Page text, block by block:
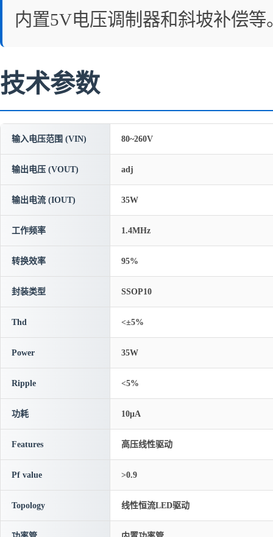
内置5V电压调制器和斜坡补偿等
技术参数
输入电压范围 (VIN) 80~260V
输出电压 (VOUT) adj
输出电流 (IOUT) 35W
工作频率 1.4MHz
转换效率 95%
封装类型 SSOP10
Thd <±5%
Power 35W
Ripple <5%
功耗 10μA
Features 高压线性驱动
Pf value >0.9
Topology 线性恒流LED驱动